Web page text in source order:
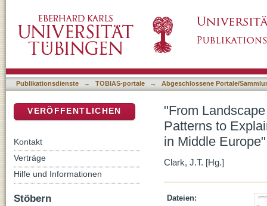
Development of Early Celtic ""Princely
Publikationsdienste → TOBIAS-portale → Abgeschlossene Portale/
"From
Patterns to
in Middle Europe"
Clark, J.T. [Hg.]
Dateien:
VERÖFFENTLICHEN
Kontakt
Verträge
Hilfe und Informationen
Stöbern